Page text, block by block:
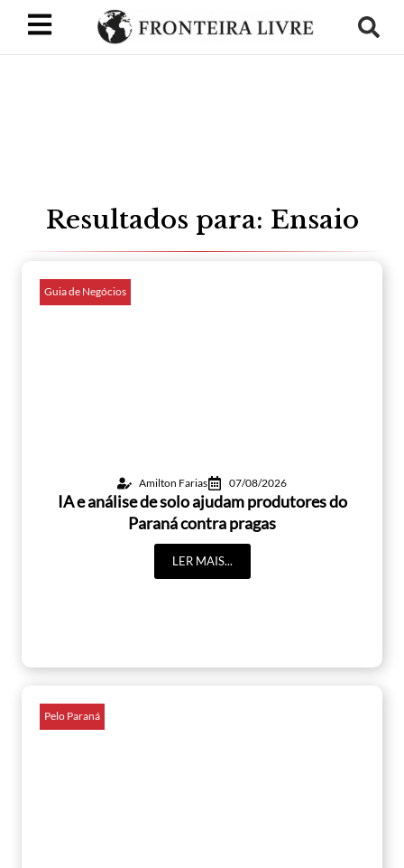
Resultados para: Ensaio
Guia de Negócios
Amilton Farias 07/08/2026
IA e análise de solo ajudam produtores do
Paraná contra pragas
LER MAIS...
Pelo Paraná